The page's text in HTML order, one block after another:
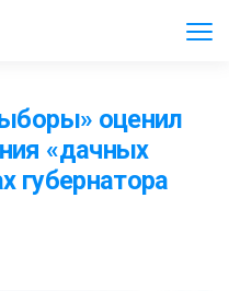
оценил
«дачных
губернатора